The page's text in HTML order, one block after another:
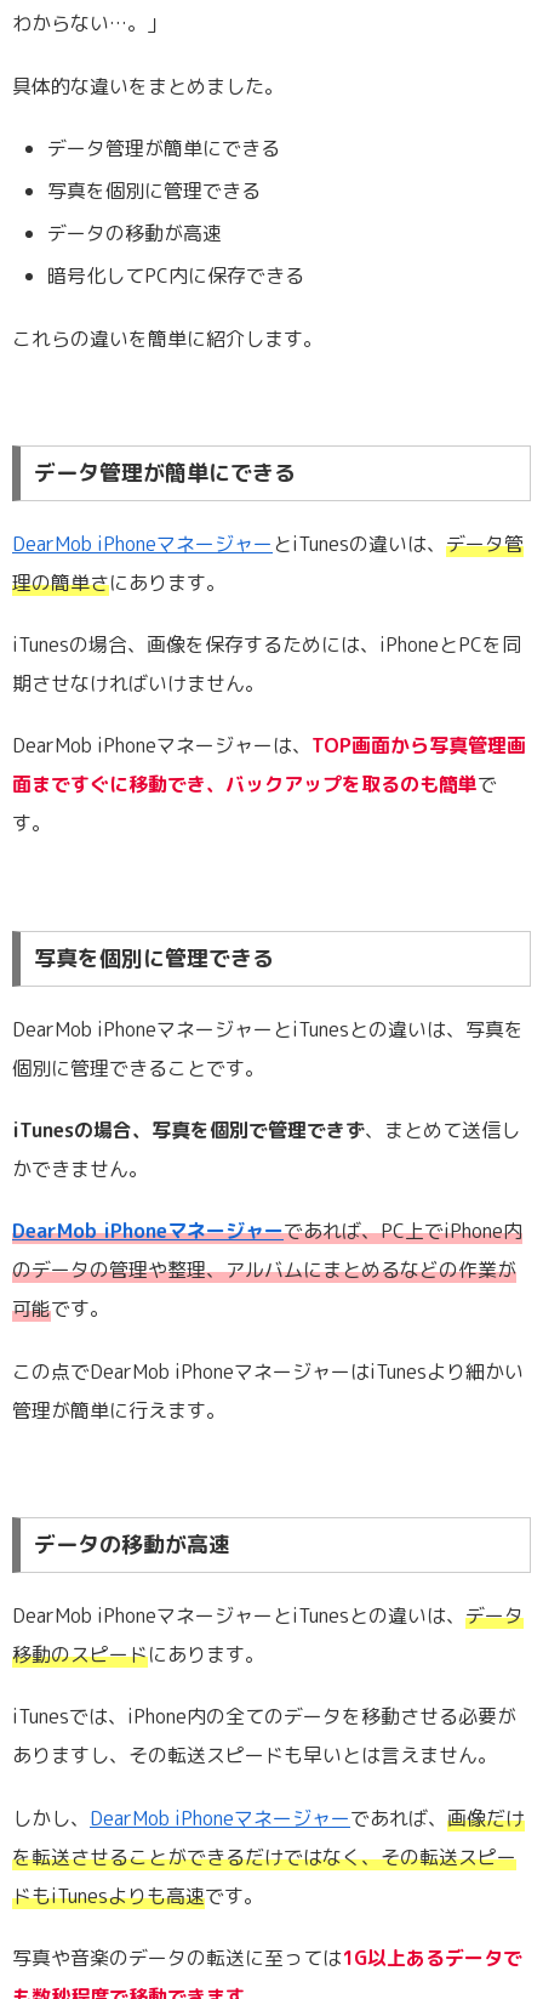
わからない…。」
具体的な違いをまとめました。
データ管理が簡単にできる
写真を個別に管理できる
データの移動が高速
暗号化してPC内に保存できる
これらの違いを簡単に紹介します。
データ管理が簡単にできる
DearMob iPhoneマネージャーとiTunesの違いは、 データ管
理の簡単さにあります。
iTunesの場合、画像を保存するためには、iPhoneとPCを同
期させなければいけません。
DearMob iPhoneマネージャーは、 TOP画面から写真管理画
面まですぐに移動でき、バックアップを取るのも簡単で
す。
写真を個別に管理できる
DearMob iPhoneマネージャーとiTunesとの違いは、写真を
個別に管理できることです。
iTunesの場合、写真を個別で管理できず、まとめて送信し
かできません。
DearMob iPhoneマネージャーであれば、PC上でiPhone内
のデータの管理や整理、アルバムにまとめるなどの作業が
可能です。
この点でDearMob iPhoneマネージャーはiTunesより細かい
管理が簡単に行えます。
データの移動が高速
DearMob iPhoneマネージャーとiTunesとの違いは、 データ
移動のスピードにあります。
iTunesでは、iPhone内の全てのデータを移動させる必要が
ありますし、その転送スピードも早いとは言えません。
しかし、 DearMob iPhoneマネージャーであれば、 画像だけ
を転送させることができるだけではなく、その転送スピー
ドもiTunesよりも高速です。
写真や音楽のデータの転送に至っては1G以上あるデータで